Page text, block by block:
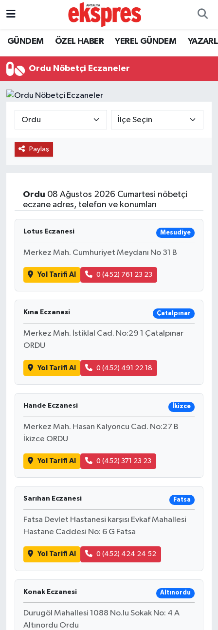
GÜNDEM ÖZEL HABER YEREL GÜNDEM
Ordu Nöbetçi Eczaneler
Paylaş
Ordu 08 Ağustos 2026 Cumartesi nöbetçi
eczane adres, telefon ve konumları
Lotus Eczanesi Mesudiye
Merkez Mah. Cumhuriyet Meydanı No 31 B
Yol Tarifi Al 0 (452) 761 23 23
Kına Eczanesi Çatalpınar
Merkez Mah. İstiklal Cad. No:29 1 Çatalpınar
ORDU
Yol Tarifi Al 0 (452) 491 22 18
Hande Eczanesi İkizce
Merkez Mah. Hasan Kalyoncu Cad. No:27 B
İkizce ORDU
Yol Tarifi Al 0 (452) 371 23 23
Sarıhan Eczanesi Fatsa
Fatsa Devlet Hastanesi karşısı Evkaf Mahallesi
Hastane Caddesi No: 6 G Fatsa
Yol Tarifi Al 0 (452) 424 24 52
Konak Eczanesi Altınordu
Durugöl Mahallesi 1088 No.lu Sokak No: 4 A
Altınordu Ordu
ÖZEL HABER
EKONOMİ
SAĞLIK
DÜNYA
TURİZM
RÖPORTAJ
VİDEO HABERLER
YAZARLAR
RESMİ İLAN
MAGAZİN
Nöbetçi Eczaneler
Süper Lig Puan Durumu ve Fikstür